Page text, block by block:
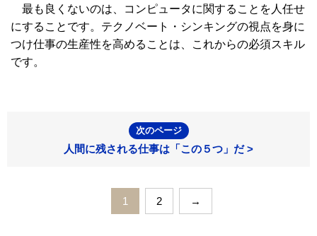
最も良くないのは、コンピュータに関することを人任せ
にすることです。テクノベート・シンキングの視点を身に
つけ仕事の生産性を高めることは、これからの必須スキル
です。
次のページ
人間に残される仕事は「この５つ」だ >
1 2 →